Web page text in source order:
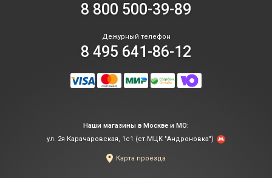
8 800 500-39-89
Дежурный телефон
8 495 641-86-12
Наши магазины в Москве и МО:
ул. 2я Карачаровская, 1с1 (ст.МЦК "Андроновка")
Карта проезда